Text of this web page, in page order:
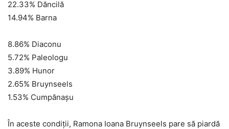
22.33% Dăncilă
14.94% Barna
8.86% Diaconu
5.72% Paleologu
3.89% Hunor
2.65% Bruynseels
1.53% Cumpănașu
În aceste condiții, Ramona Ioana Bruynseels pare să piardă